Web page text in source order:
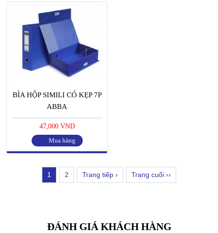
BÌA HỘP SIMILI CÓ KẸP 7P
ABBA
47,000 VND
Mua hàng
1 2 Trang tiếp › Trang cuối ››
ĐÁNH GIÁ KHÁCH HÀNG